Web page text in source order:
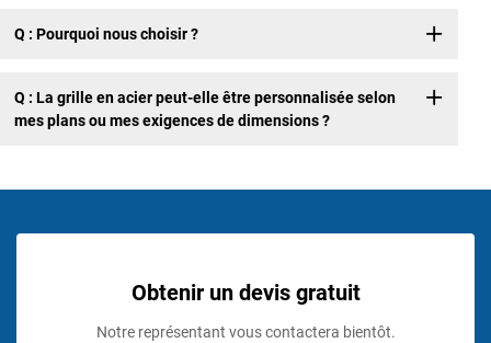
Q : Pourquoi nous choisir ?
Q : La grille en acier peut-elle être personnalisée selon
mes plans ou mes exigences de dimensions ?
Obtenir un devis gratuit
Notre représentant vous contactera bientôt.